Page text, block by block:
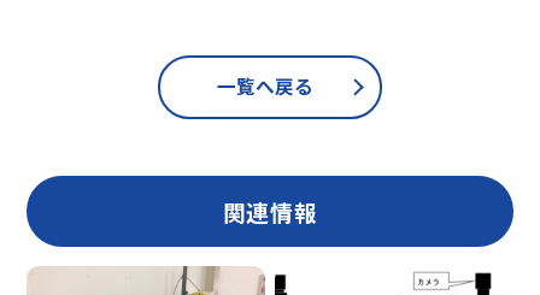
一覧へ戻る
関連情報